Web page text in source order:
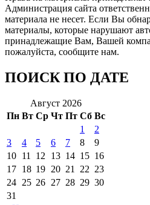
Администрация сайта
материала не несет. Если Вы
материалы, которые нарушают
принадлежащие Вам, Вашей
пожалуйста, сообщите нам.
ПОИСК ПО ДАТЕ
Август 2026
Пн Вт Ср Чт Пт Сб Вс
1
2
3
4 5 6 7 8
9
10 11 12 13 14 15 16
17 18 19 20 21 22 23
24 25 26 27 28 29 30
31